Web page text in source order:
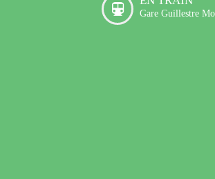
Gare Guillestre